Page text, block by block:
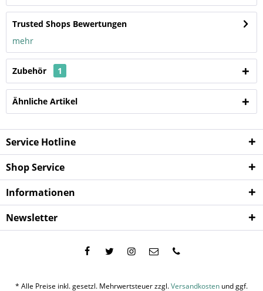
Trusted Shops Bewertungen
mehr
Zubehör 1
Ähnliche Artikel
Service Hotline
Shop Service
Informationen
Newsletter
* Alle Preise inkl. gesetzl. Mehrwertsteuer zzgl.Versandkosten und ggf.